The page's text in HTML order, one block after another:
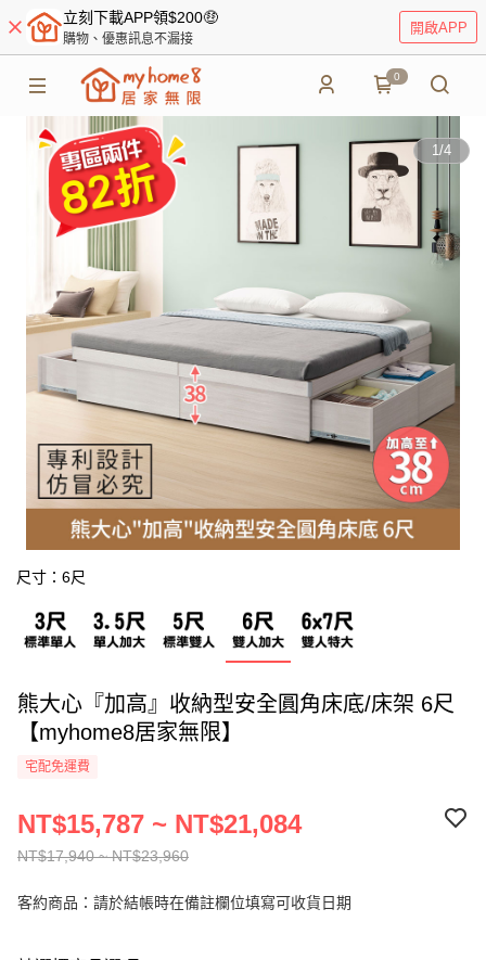
立刻下載APP領$200🤑
購物、優惠訊息不漏接
開啟APP
0
1/4
尺寸：6尺
熊大心『加高』收納型安全圓角床底/床架 6尺
【myhome8居家無限】
宅配免運費
NT$17,940 ~ NT$23,960
NT$15,787 ~ NT$21,084
客約商品：請於結帳時在備註欄位填寫可收貨日期